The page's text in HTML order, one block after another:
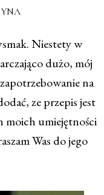
Niestety w
dużo, mój
na
ze przepis jest
moich umiejętności
Was do jego